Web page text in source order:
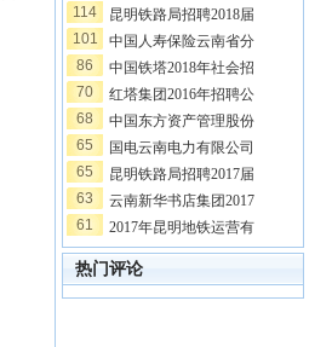
114
昆明铁路局招聘2018届
101
中国人寿保险云南省分
86
中国铁塔2018年社会招
70
红塔集团2016年招聘公
68
中国东方资产管理股份
65
国电云南电力有限公司
65
昆明铁路局招聘2017届
63
云南新华书店集团2017
61
2017年昆明地铁运营有
热门评论